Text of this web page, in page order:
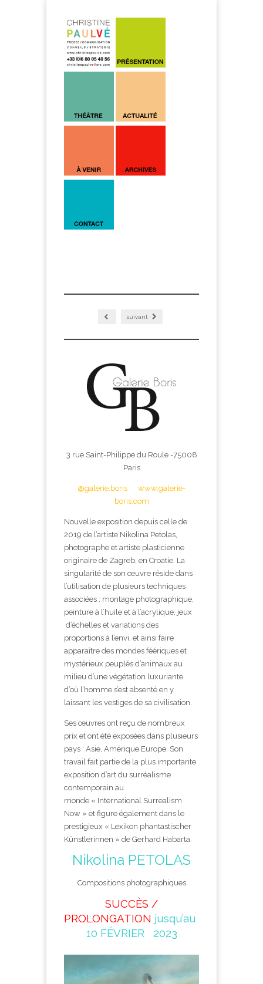
suivant
3 rue Saint-Philippe du Roule -75008
Paris
@galerie.boris
www.galerie-
boris.com
Nouvelle exposition depuis celle de
2019 de l’artiste Nikolina Petolas,
photographe et artiste plasticienne
originaire de Zagreb, en Croatie. La
singularité de son œuvre réside dans
l’utilisation de plusieurs techniques
associées : montage photographique,
peinture à l’huile et à l’acrylique, jeux
d’échelles et variations des
proportions à l’envi, et ainsi faire
apparaître des mondes féériques et
mystérieux peuplés d’animaux au
milieu d’une végétation luxuriante
d’où l’homme s’est absenté en y
laissant les vestiges de sa civilisation.
Ses œuvres ont reçu de nombreux
prix et ont été exposées dans plusieurs
pays : Asie, Amérique Europe. Son
travail fait partie de la plus importante
exposition d’art du surréalisme
contemporain au
monde « International Surrealism
Now » et figure également dans le
prestigieux « Lexikon phantastischer
Künstlerinnen » de Gerhard Habarta.
Nikolina PETOLAS
Compositions photographiques
SUCCÈS /
PROLONGATION jusqu’au
10 FÉVRIER 2023